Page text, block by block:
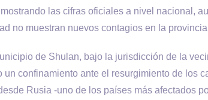
las cifras oficiales a nivel nacional,
no muestran nuevos contagios en la
de Shulan, bajo la jurisdicción de la
un confinamiento ante el resurgimiento de los
Rusia -uno de los países más afectados